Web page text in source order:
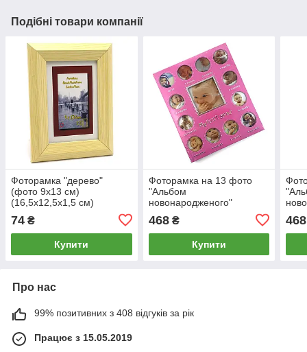
Подібні товари компанії
Фоторамка "дерево"
(фото 9х13 см)
(16,5х12,5х1,5 см)
74 ₴
Купити
Фоторамка на 13 фото
"Альбом
новонародженого"
рожевого (фото 8,5 х9 см
5х5 см) (30х25х1, 5 см)
468₴
Купити
см
5см)
468
Про нас
99% позитивних з 408 відгуків за рік
Працює з 15.05.2019